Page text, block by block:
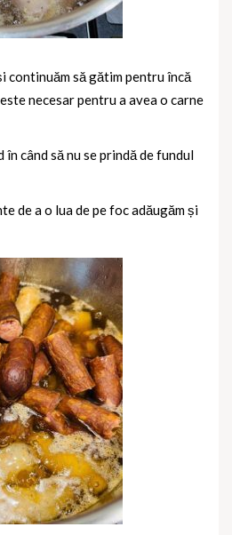
continuăm să gătim pentru încă
necesar pentru a avea o carne
în când să nu se prindă de fundul
de a o lua de pe foc adăugăm și